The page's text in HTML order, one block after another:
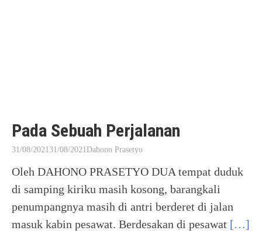
Pada Sebuah Perjalanan
31/08/202131/08/2021Dahono Prasetyo
Oleh DAHONO PRASETYO DUA tempat duduk
di samping kiriku masih kosong, barangkali
penumpangnya masih di antri berderet di jalan
masuk kabin pesawat. Berdesakan di pesawat […]